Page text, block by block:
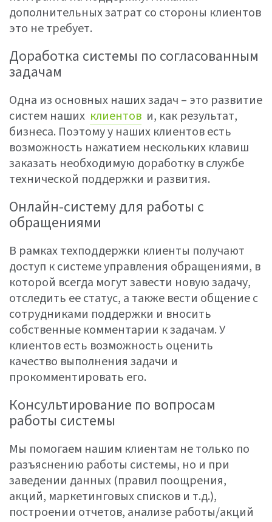
дополнительных затрат со стороны клиентов
это не требует.
Доработка системы по согласованным
задачам
Одна из основных наших задач – это развитие
систем наших клиентов и, как результат,
бизнеса. Поэтому у наших клиентов есть
возможность нажатием нескольких клавиш
заказать необходимую доработку в службе
технической поддержки и развития.
Онлайн-систему для работы с
обращениями
В рамках техподдержки клиенты получают
доступ к системе управления обращениями, в
которой всегда могут завести новую задачу,
отследить ее статус, а также вести общение с
сотрудниками поддержки и вносить
собственные комментарии к задачам. У
клиентов есть возможность оценить
качество выполнения задачи и
прокомментировать его.
Консультирование по вопросам
работы системы
Мы помогаем нашим клиентам не только по
разъяснению работы системы, но и при
заведении данных (правил поощрения,
акций, маркетинговых списков и т.д.),
построении отчетов, анализе работы/акций